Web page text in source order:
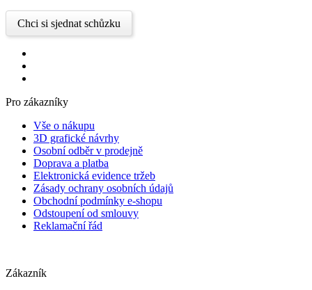
Chci si sjednat schůzku
Pro zákazníky
Vše o nákupu
3D grafické návrhy
Osobní odběr v prodejně
Doprava a platba
Elektronická evidence tržeb
Zásady ochrany osobních údajů
Obchodní podmínky e-shopu
Odstoupení od smlouvy
Reklamační řád
Zákazník